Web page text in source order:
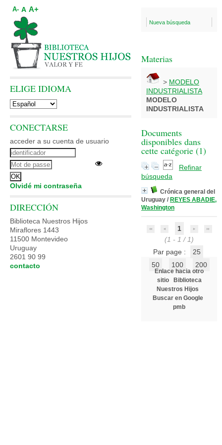
Nueva búsqueda
Materias
> MODELO
INDUSTRIALISTA
MODELO
INDUSTRIALISTA
Documents
disponibles dans
cette catégorie (1)
Refinar
búsqueda
Crónica general del
Uruguay / REYES ABADIE,
Washington
1
(1 - 1 / 1)
Par page :
25
50
100 200
Enlace hacia otro
sitio
Biblioteca
Nuestros Hijos
Buscar en Google
pmb
A- A A+
ELIGE IDIOMA
CONECTARSE
acceder a su cuenta de usuario
Olvidé mi contraseña
DIRECCIÓN
Biblioteca Nuestros Hijos
Miraflores 1443
11500 Montevideo
Uruguay
2601 90 99
contacto